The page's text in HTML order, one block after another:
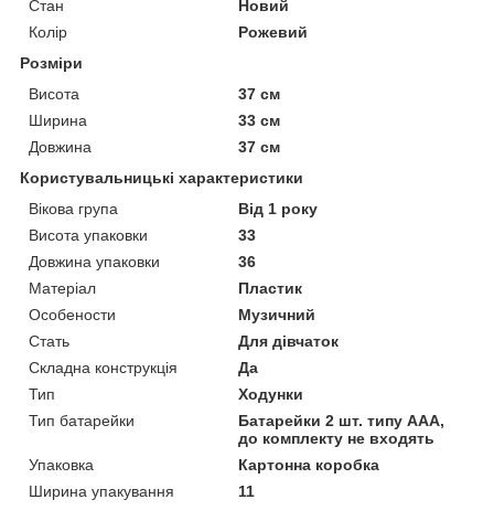
Стан
Новий
Колір
Рожевий
Розміри
Висота
37 см
Ширина
33 см
Довжина
37 см
Користувальницькі характеристики
Вікова група
Від 1 року
Висота упаковки
33
Довжина упаковки
36
Матеріал
Пластик
Особености
Музичний
Стать
Для дівчаток
Складна конструкція
Да
Тип
Ходунки
Тип батарейки
Батарейки 2 шт. типу ААА,
до комплекту не входять
Упаковка
Картонна коробка
Ширина упакування
11